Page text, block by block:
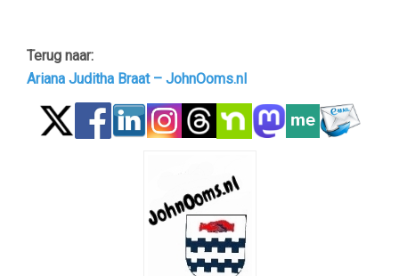
Terug naar:
Ariana Juditha Braat – JohnOoms.nl